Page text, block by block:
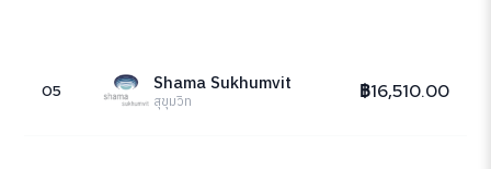
05 Shama Sukhumvit
สุขุมวิท ฿16,510.00